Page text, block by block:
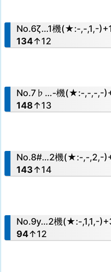
No.6ζ…1機(★:-,-,1,-
134↑12
No.7♭…-機(★:-,-,-,-
148↑13
No.8#…2機(★:-,-,2,-
143↑14
No.9y…2機(★:-,1,1,-
94↑12